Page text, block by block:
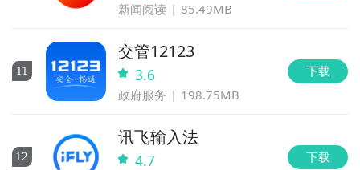
新闻阅读 85.49MB
11
交管12123
3.6
政府服务 198.75MB
下载
12
讯飞输入法
4.7 下载